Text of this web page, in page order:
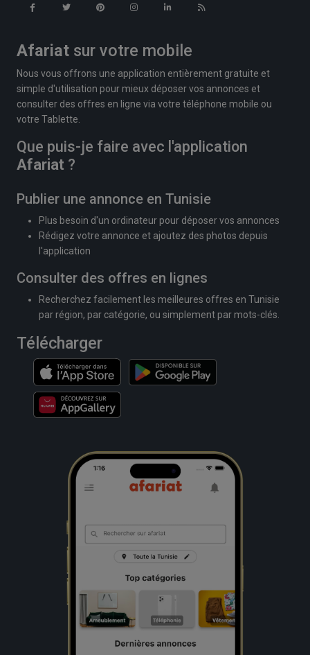
Afariat sur votre mobile
Nous vous offrons une application entièrement gratuite et
simple d'utilisation pour mieux déposer vos annonces et
consulter des offres en ligne via votre téléphone mobile ou
votre Tablette.
Que puis-je faire avec l'application
Afariat ?
Publier une annonce en Tunisie
Plus besoin d'un ordinateur pour déposer vos annonces
Rédigez votre annonce et ajoutez des photos depuis
l'application
Consulter des offres en lignes
Recherchez facilement les meilleures offres en Tunisie
par région, par catégorie, ou simplement par mots-clés.
Télécharger